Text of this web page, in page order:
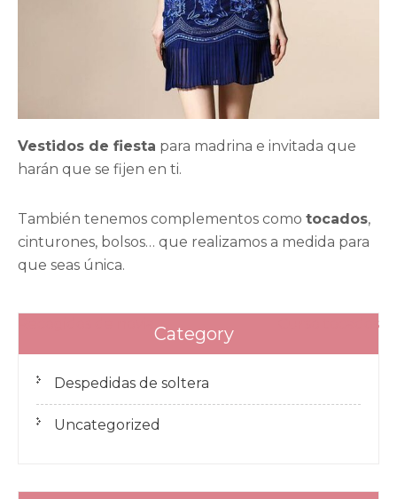
Vestidos de fiesta para madrina e invitada que
harán que se fijen en ti.
También tenemos complementos como tocados,
cinturones, bolsos… que realizamos a medida para
que seas única.
Navegación
de
entradas
Curso tocados
Category
Despedidas de soltera
Uncategorized